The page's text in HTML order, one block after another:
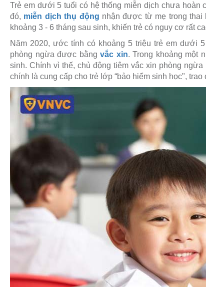
Trẻ em dưới 5 tuổi có hệ thống miễn dịch chưa
đó, miễn dịch thụ động nhận được từ mẹ trong thai
khoảng 3 - 6 tháng sau sinh, khiến trẻ có nguy cơ rất
Năm 2020, ước tính có khoảng 5 triệu trẻ em dưới
phòng ngừa được bằng vắc xin. Trong khoảng một
sinh. Chính vì thế, chủ động tiêm vắc xin phòng
chính là cung cấp cho trẻ lớp “bảo hiểm sinh học",